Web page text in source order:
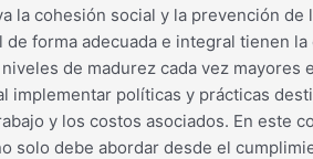
la cohesión social y la prevención
forma adecuada e integral tienen
de madurez cada vez
políticas y prácticas
y los costos asociados. En este
solo debe abordar desde el